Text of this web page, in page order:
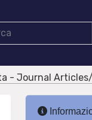
- Journal